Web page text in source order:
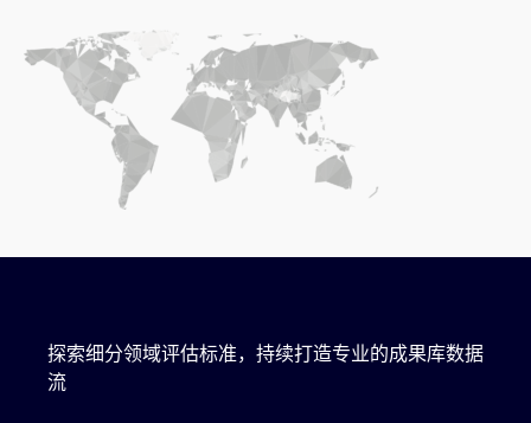
探索细分领域评估标准，持续打造专业的成果库数据
流